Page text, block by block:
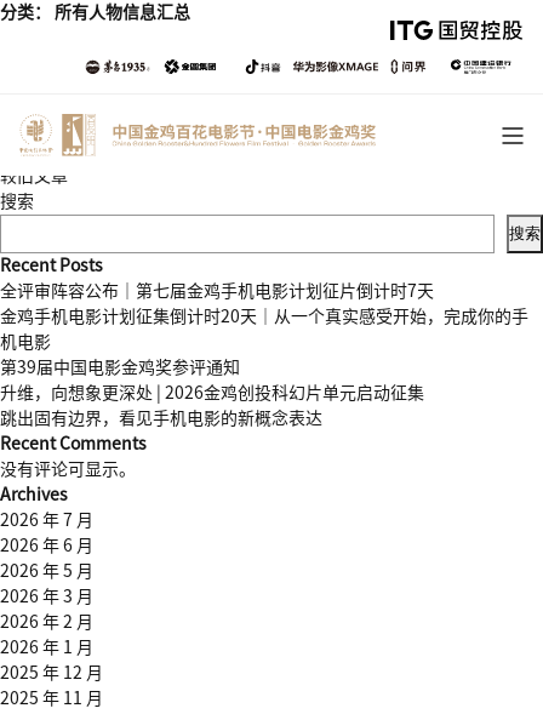
分类： 所有人物信息汇总
文
章
航
较旧文章
搜索
搜索
Recent Posts
全评审阵容公布｜第七届金鸡手机电影计划征片倒计时7天
金鸡手机电影计划征集倒计时20天｜从一个真实感受开始，完成你的手
机电影
第39届中国电影金鸡奖参评通知
升维，向想象更深处 | 2026金鸡创投科幻片单元启动征集
跳出固有边界，看见手机电影的新概念表达
Recent Comments
没有评论可显示。
Archives
2026 年 7 月
2026 年 6 月
2026 年 5 月
2026 年 3 月
2026 年 2 月
2026 年 1 月
2025 年 12 月
2025 年 11 月